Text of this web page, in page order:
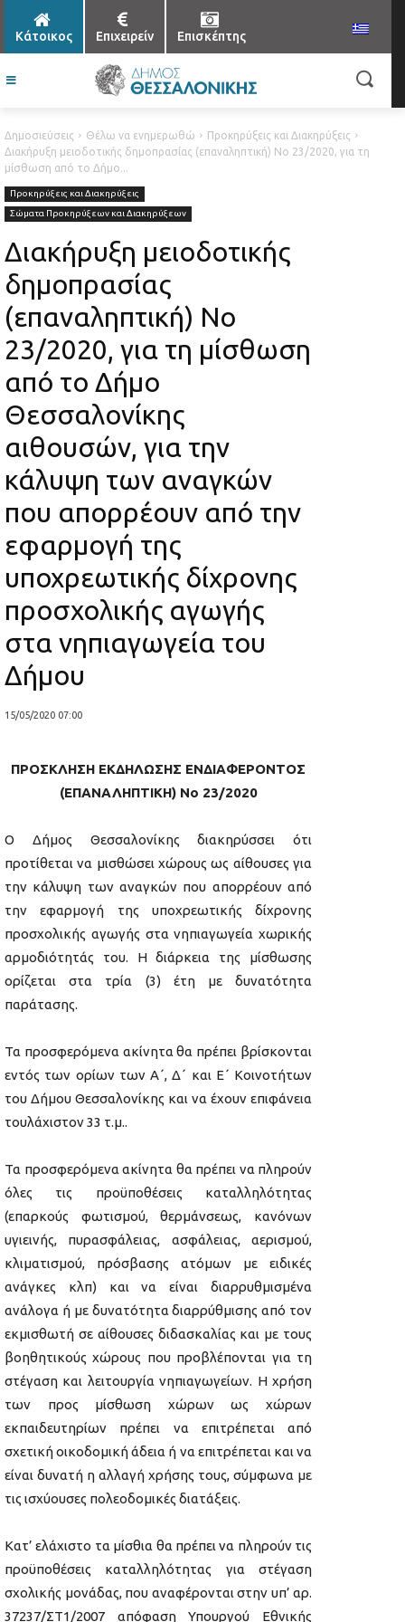
Κάτοικος Επιχειρείν Επισκέπτης
Δημοσιεύσεις Θέλω να ενημερωθώ
Προκηρύξεις και Διακηρύξεις
Διακήρυξη μειοδοτικής δημοπρασίας (επαναληπτική) Νο 23/2020, για τη
μίσθωση από το Δήμο...
Προκηρύξεις και Διακηρύξεις
Σώματα Προκηρύξεων και Διακηρύξεων
Διακήρυξη μειοδοτικής
δημοπρασίας
(επαναληπτική) Νο
23/2020, για τη μίσθωση
από το Δήμο
Θεσσαλονίκης
αιθουσών, για την
κάλυψη των αναγκών
που απορρέουν από την
εφαρμογή της
υποχρεωτικής δίχρονης
προσχολικής αγωγής
στα νηπιαγωγεία του
Δήμου
15/05/2020 07:00
ΠΡΟΣΚΛΗΣΗ ΕΚΔΗΛΩΣΗΣ ΕΝΔΙΑΦΕΡΟΝΤΟΣ
(ΕΠΑΝΑΛΗΠΤΙΚΗ) Νο 23/2020
Ο Δήμος Θεσσαλονίκης διακηρύσσει ότι
προτίθεται να μισθώσει χώρους ως αίθουσες για
την κάλυψη των αναγκών που απορρέουν από
την εφαρμογή της υποχρεωτικής δίχρονης
προσχολικής αγωγής στα νηπιαγωγεία χωρικής
αρμοδιότητάς του. Η διάρκεια της μίσθωσης
ορίζεται στα τρία (3) έτη με δυνατότητα
παράτασης.
Τα προσφερόμενα ακίνητα θα πρέπει βρίσκονται
εντός των ορίων των Α΄, Δ΄ και Ε΄ Κοινοτήτων
του Δήμου Θεσσαλονίκης και να έχουν επιφάνεια
τουλάχιστον 33 τ.μ..
Τα προσφερόμενα ακίνητα θα πρέπει να πληρούν
όλες τις προϋποθέσεις καταλληλότητας
(επαρκούς φωτισμού, θερμάνσεως, κανόνων
υγιεινής, πυρασφάλειας, ασφάλειας, αερισμού,
κλιματισμού, πρόσβασης ατόμων με ειδικές
ανάγκες κλπ) και να είναι διαρρυθμισμένα
ανάλογα ή με δυνατότητα διαρρύθμισης από τον
εκμισθωτή σε αίθουσες διδασκαλίας και με τους
βοηθητικούς χώρους που προβλέπονται για τη
στέγαση και λειτουργία νηπιαγωγείων. Η χρήση
των προς μίσθωση χώρων ως χώρων
εκπαιδευτηρίων πρέπει να επιτρέπεται από
σχετική οικοδομική άδεια ή να επιτρέπεται και να
είναι δυνατή η αλλαγή χρήσης τους, σύμφωνα με
τις ισχύουσες πολεοδομικές διατάξεις.
Κατ’ ελάχιστο τα μίσθια θα πρέπει να πληρούν τις
προϋποθέσεις καταλληλότητας για στέγαση
σχολικής μονάδας, που αναφέρονται στην υπ’ αρ.
37237/ΣΤ1/2007 απόφαση Υπουργού Εθνικής